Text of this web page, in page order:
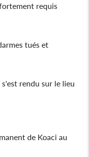
requis
tués et
rendu sur le lieu
de Koaci au